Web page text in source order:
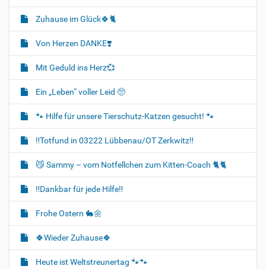
Zuhause im Glück🍀🐈‍
Von Herzen DANKE❣️
Mit Geduld ins Herz💞
Ein „Leben“ voller Leid 🥺
🐾 Hilfe für unsere Tierschutz-Katzen gesucht! 🐾
‼️Totfund in 03222 Lübbenau/OT Zerkwitz‼️
😼 Sammy – vom Notfellchen zum Kitten-Coach 🐈🐈‍
‼️Dankbar für jede Hilfe‼️
Frohe Ostern 🐇🌼
🍀Wieder Zuhause🍀
Heute ist Weltstreunertag 🐾🐾